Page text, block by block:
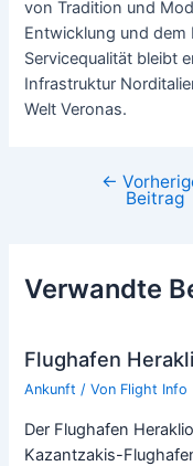
von Tradition und
Entwicklung und dem
Servicequalität bleibt
Infrastruktur
Welt Veronas.
←
Beitrag
Verwandte
Flughafen
Ankunft / Von Flight Info
Der Flughafen
Kazantzakis-